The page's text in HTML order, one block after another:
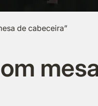
de cabeceira”